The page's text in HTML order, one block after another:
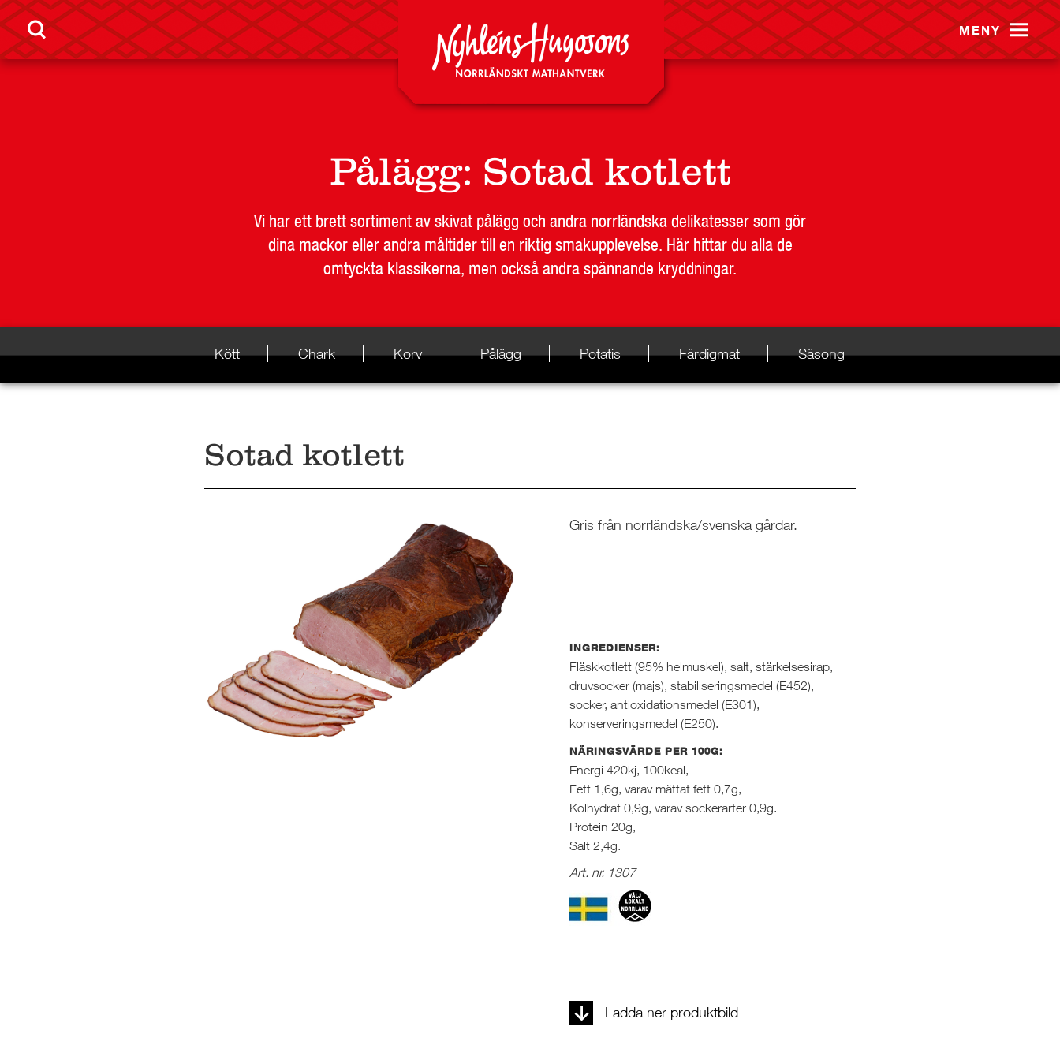
MENY
Pålägg: Sotad kotlett
Vi har ett brett sortiment av skivat pålägg och andra norrländska delikatesser som gör
dina mackor eller andra måltider till en riktig smakupplevelse. Här hittar du alla de
omtyckta klassikerna, men också andra spännande kryddningar.
Kött Chark Korv Pålägg Potatis Färdigmat Säsong
Sotad kotlett
Gris från norrländska/svenska gårdar.
INGREDIENSER:
Fläskkotlett (95% helmuskel), salt, stärkelsesirap,
druvsocker (majs), stabiliseringsmedel (E452),
socker, antioxidationsmedel (E301),
konserveringsmedel (E250).
NÄRINGSVÄRDE PER 100G:
Energi 420kj, 100kcal,
Fett 1,6g, varav mättat fett 0,7g,
Kolhydrat 0,9g, varav sockerarter 0,9g.
Protein 20g,
Salt 2,4g.
Art. nr. 1307
Ladda ner produktbild